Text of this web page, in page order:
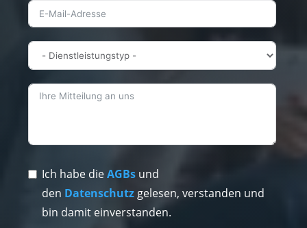
Ich habe dieAGBs und
den Datenschutzgelesen, verstanden und
bin damit einverstanden.